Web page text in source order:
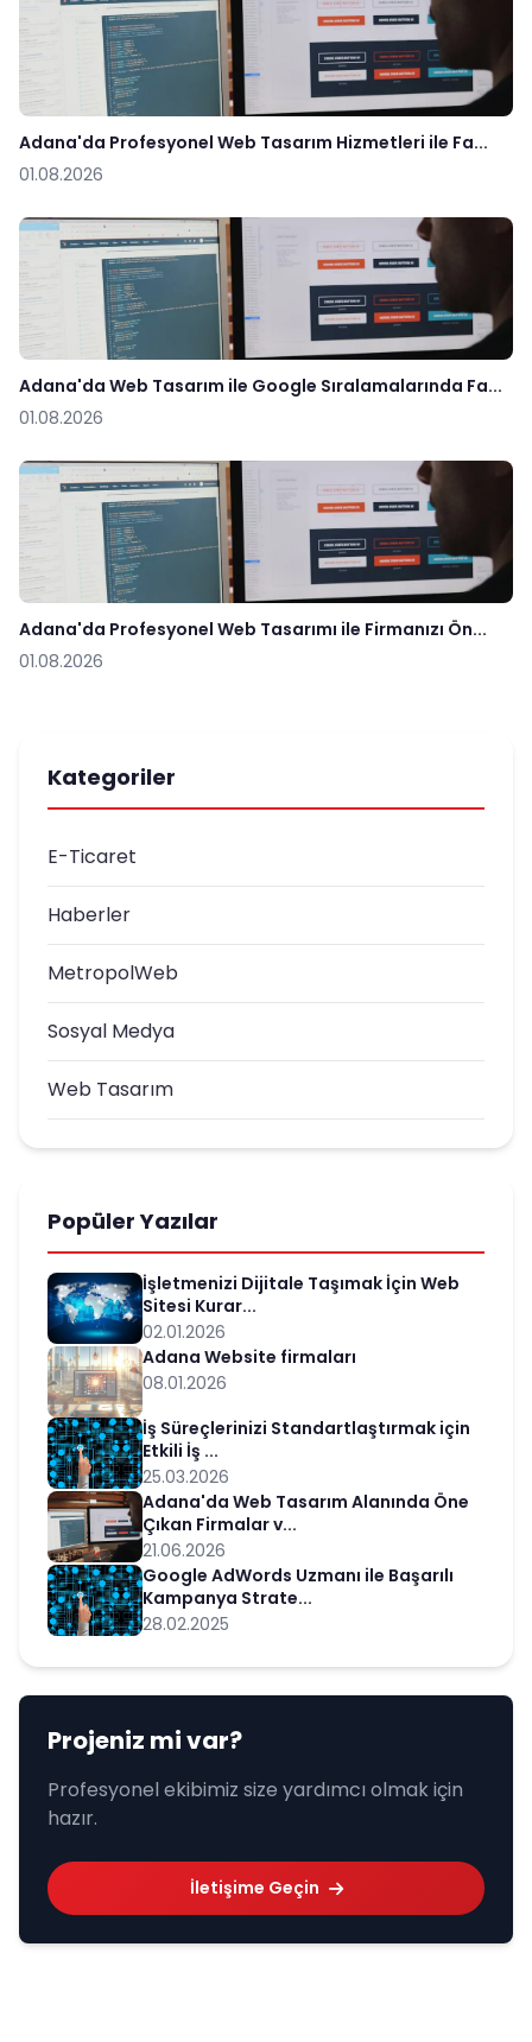
Adana'da Profesyonel Web Tasarım Hizmetleri ile Fa...
01.08.2026
Adana'da Web Tasarım ile Google Sıralamalarında Fa...
01.08.2026
Adana'da Profesyonel Web Tasarımı ile Firmanızı Ön...
01.08.2026
Kategoriler
E-Ticaret
Haberler
MetropolWeb
Sosyal Medya
Web Tasarım
Popüler Yazılar
İşletmenizi Dijitale Taşımak İçin Web
Sitesi Kurar...
02.01.2026
Adana Website firmaları
08.01.2026
İş Süreçlerinizi Standartlaştırmak için
Etkili İş ...
25.03.2026
Adana'da Web Tasarım Alanında Öne
Çıkan Firmalar v...
21.06.2026
Google AdWords Uzmanı ile Başarılı
Kampanya Strate...
28.02.2025
Projeniz mi var?
Profesyonel ekibimiz size yardımcı olmak için
hazır.
İletişime Geçin